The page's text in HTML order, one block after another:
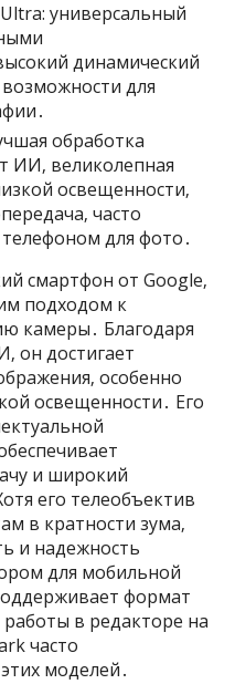
универсальный
динамический
для
обработка
ИИ‚ великолепная
освещенности‚
часто
для фото․
смартфон от Google‚
подходом к
камеры․ Благодаря
он достигает
особенно
освещенности․ Его
и широкий
его телеобъектив
в кратности зума‚
и надежность
для мобильной
формат
работы в редакторе на
часто
моделей․